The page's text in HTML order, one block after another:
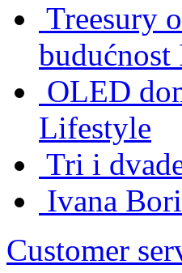
Treesury
budućnost
OLED
Lifestyle
Tri i
Ivana
Customer